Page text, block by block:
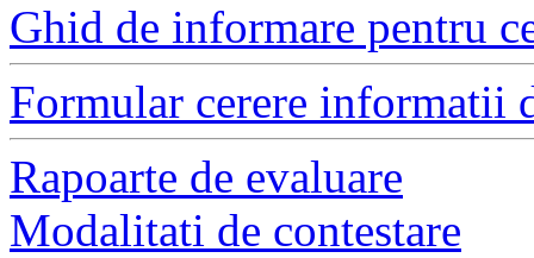
Ghid de informare pentru
Formular cerere informatii
Rapoarte de evaluare
Modalitati de contestare